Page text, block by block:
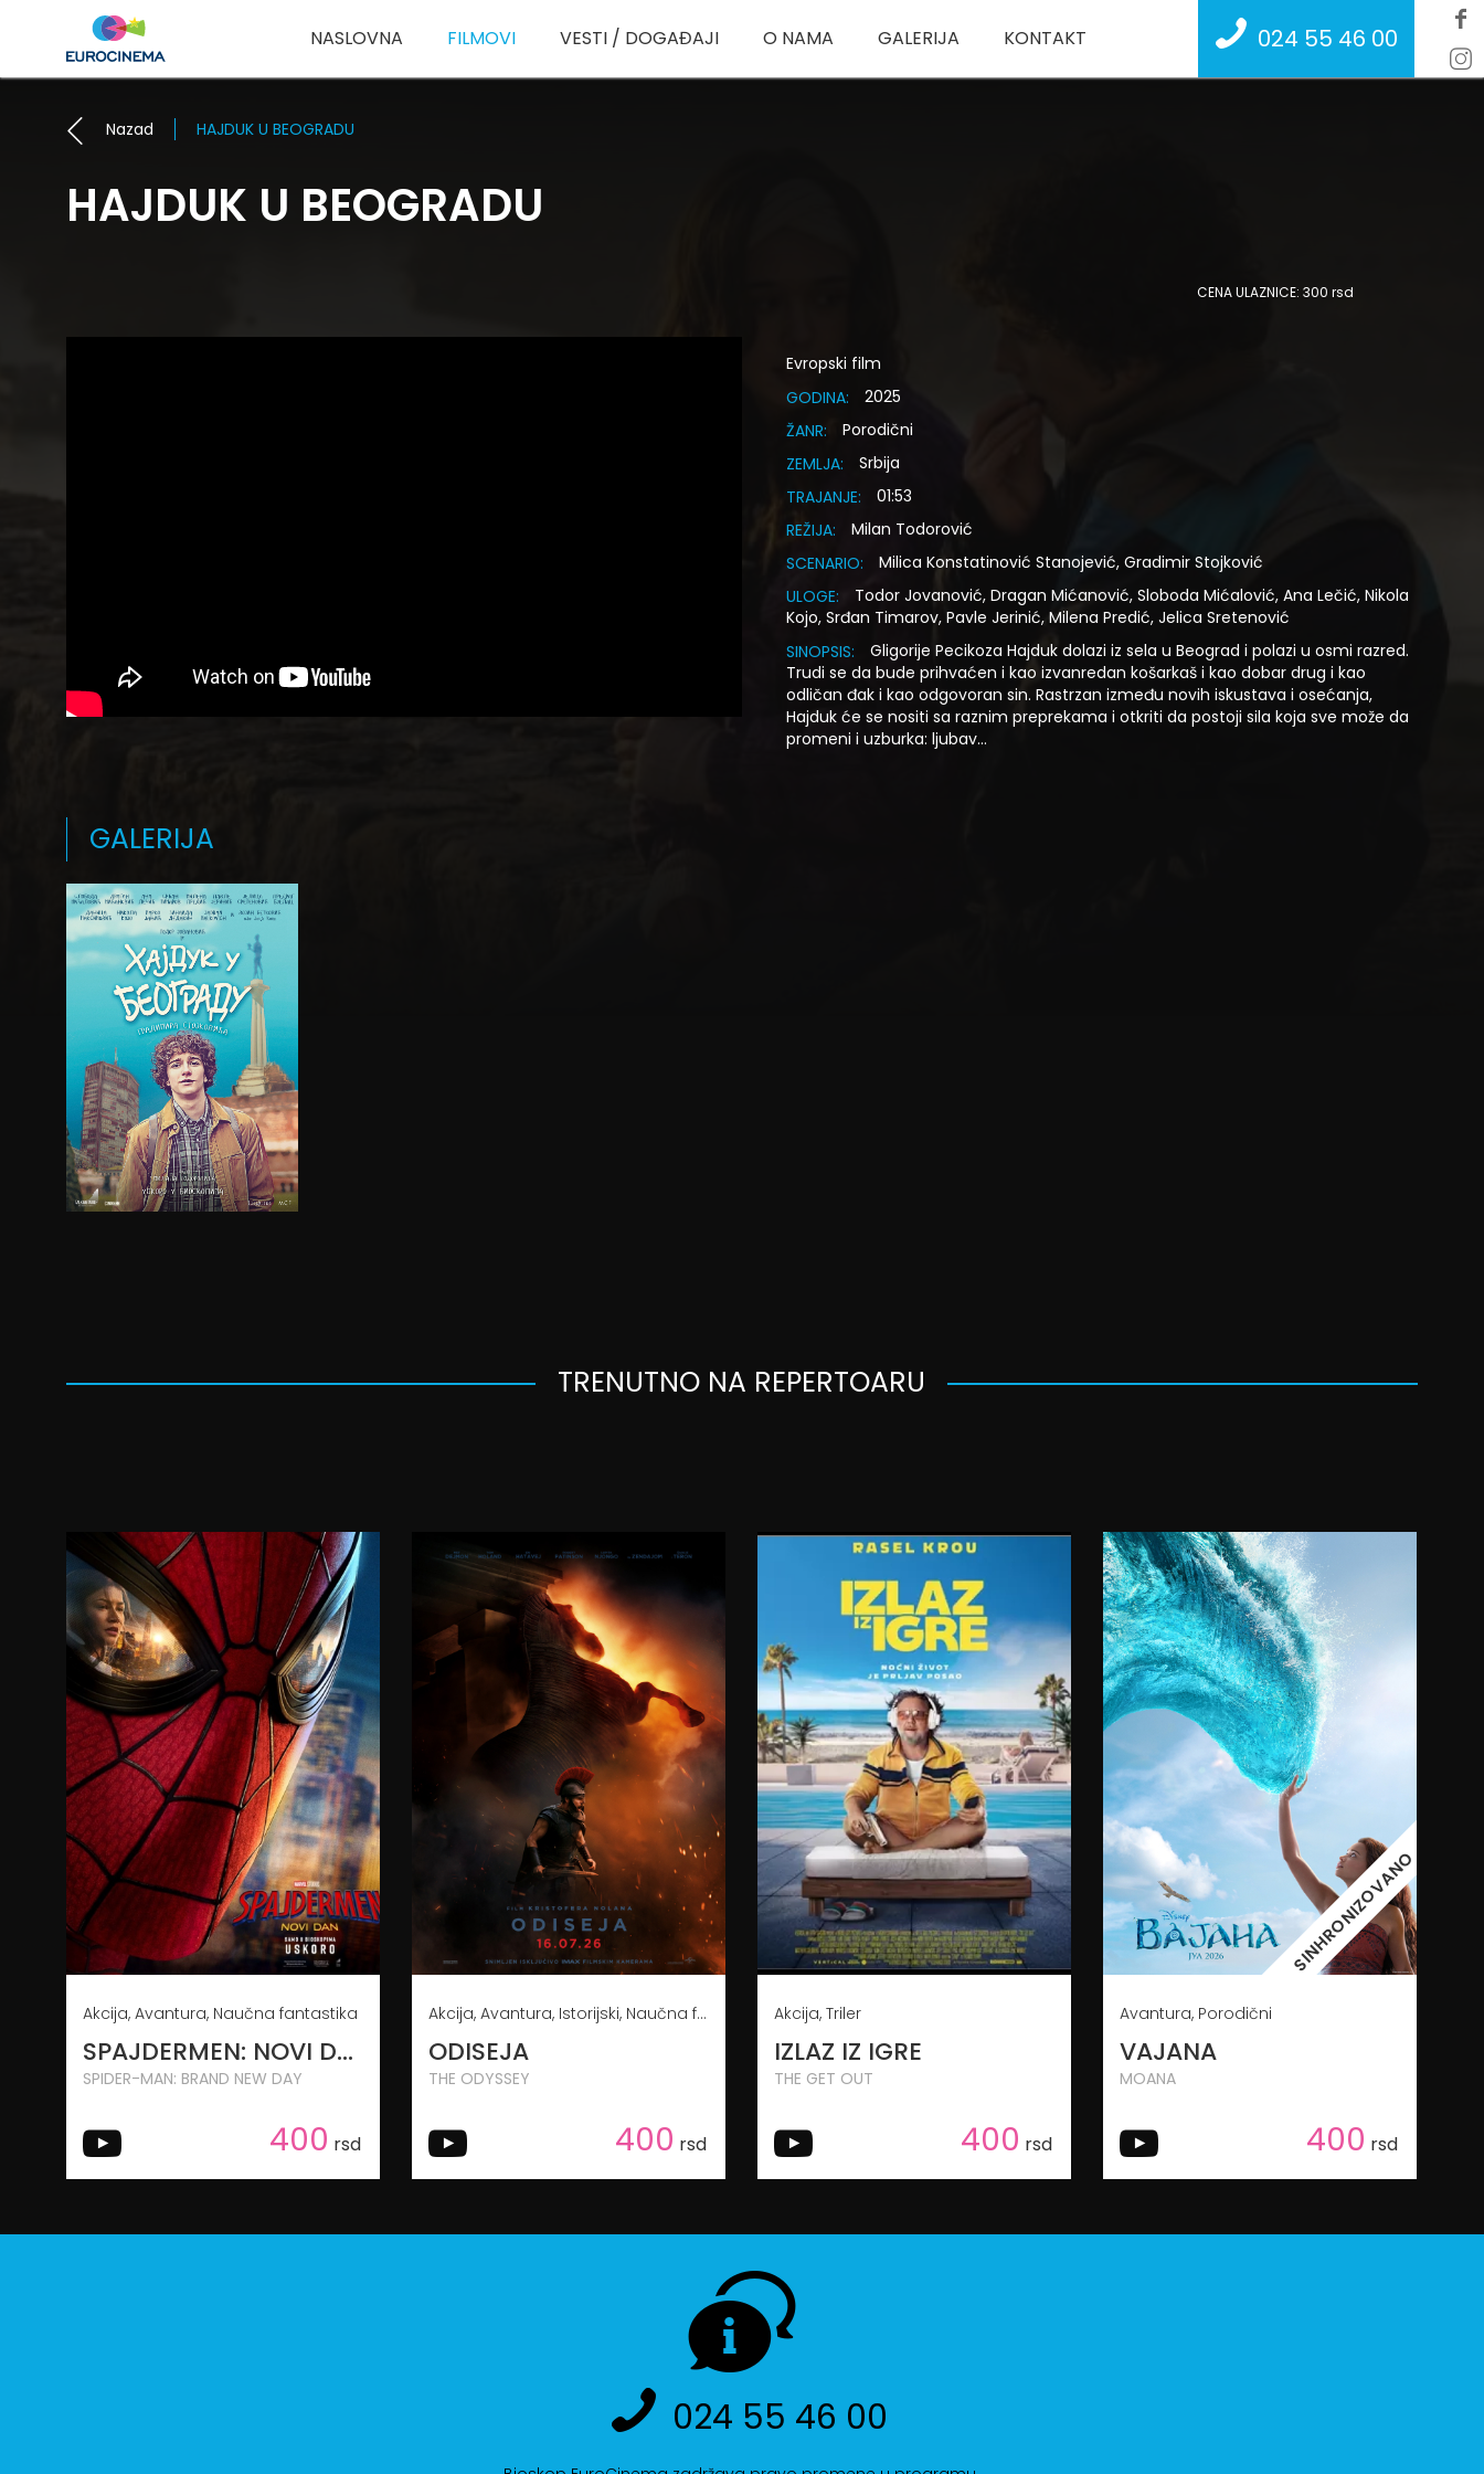
NASLOVNA FILMOVI VESTI / DOGAĐAJI O NAMA GALERIJA KONTAKT 024 55 46 00
Nazad HAJDUK U BEOGRADU
HAJDUK U BEOGRADU
CENA ULAZNICE: 300 rsd
Evropski film
GODINA:
2025
ŽANR:
Porodični
ZEMLJA:
Srbija
TRAJANJE:
01:53
REŽIJA:
Milan Todorović
SCENARIO:
Milica Konstatinović Stanojević, Gradimir Stojković
ULOGE:
Todor Jovanović, Dragan Mićanović, Sloboda Mićalović, Ana Lečić, Nikola
Kojo, Srđan Timarov, Pavle Jerinić, Milena Predić, Jelica Sretenović
SINOPSIS:
Gligorije Pecikoza Hajduk dolazi iz sela u Beograd i polazi u osmi razred.
Trudi se da bude prihvaćen i kao izvanredan košarkaš i kao dobar drug i kao
odličan đak i kao odgovoran sin. Rastrzan između novih iskustava i osećanja,
Hajduk će se nositi sa raznim preprekama i otkriti da postoji sila koja sve može da
promeni i uzburka: ljubav...
GALERIJA
TRENUTNO NA REPERTOARU
17:30
08.08.2026.
09.08.2026.
10.08.2026.
11.08.2026.
12.08.2026.
Akcija, Avantura, Naučna fantastika
SPAJDERMEN: NOVI DAN
SPIDER-MAN: BRAND NEW DAY
400 rsd
20:00
08.08.2026.
09.08.2026.
10.08.2026. 11.08.2026.
12.08.2026.
Akcija, Avantura, Istorijski, Naučna fantastika
ODISEJA
THE ODYSSEY
400 rsd
08.08.2026.
09.08.2026.
Akcija, Triler
IZLAZ IZ IGRE
THE GET OUT
400 rsd
11:00 09.08.2026.
SINHRONIZOVANO
Avantura, Porodični
VAJANA
MOANA
400 rsd
024 55 46 00